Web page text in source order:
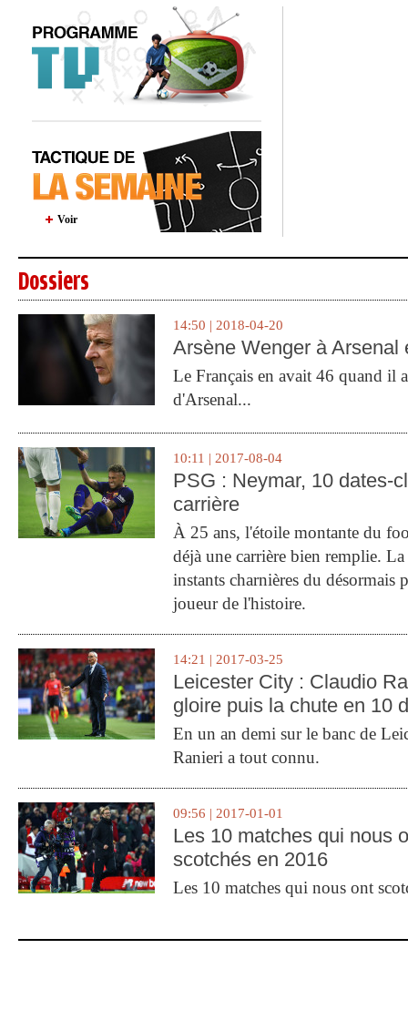
Voir
Dossiers
14:50 | 2018-04-20
Arsène Wenger à Arsenal
Le Français en avait 46 quand il
d'Arsenal...
10:11 | 2017-08-04
PSG : Neymar, 10 dates-
carrière
À 25 ans, l'étoile montante du
déjà une carrière bien remplie.
instants charnières du désormais
joueur de l'histoire.
14:21 | 2017-03-25
Leicester City : Claudio
gloire puis la chute en 10
En un an demi sur le banc de
Ranieri a tout connu.
09:56 | 2017-01-01
Les 10 matches qui nous
scotchés en 2016
Les 10 matches qui nous ont